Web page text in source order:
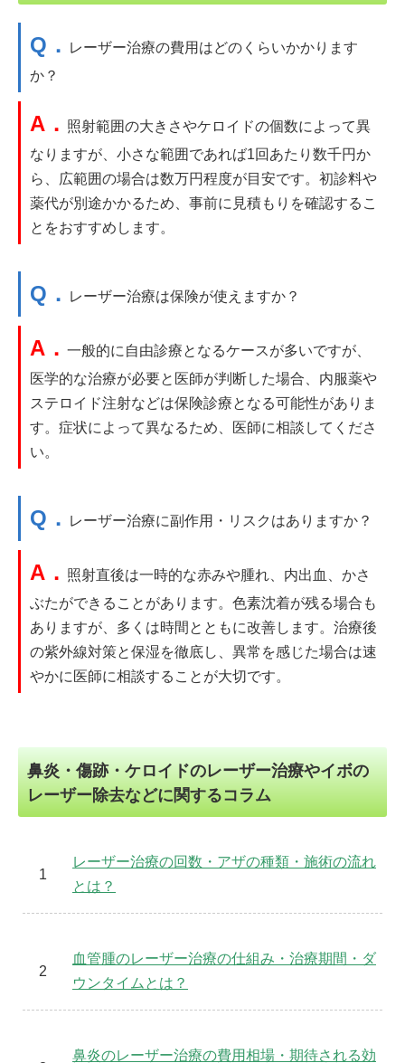
Q．
レーザー治療の費用はどのくらいかかります
か？
A． 照射範囲の大きさやケロイドの個数によって異
なりますが、小さな範囲であれば1回あたり数千円か
ら、広範囲の場合は数万円程度が目安です。初診料や
薬代が別途かかるため、事前に見積もりを確認するこ
とをおすすめします。
Q． レーザー治療は保険が使えますか？
A． 一般的に自由診療となるケースが多いですが、
医学的な治療が必要と医師が判断した場合、内服薬や
ステロイド注射などは保険診療となる可能性がありま
す。症状によって異なるため、医師に相談してくださ
い。
Q． レーザー治療に副作用・リスクはありますか？
A． 照射直後は一時的な赤みや腫れ、内出血、かさ
ぶたができることがあります。色素沈着が残る場合も
ありますが、多くは時間とともに改善します。治療後
の紫外線対策と保湿を徹底し、異常を感じた場合は速
やかに医師に相談することが大切です。
鼻炎・傷跡・ケロイドのレーザー治療やイボの
レーザー除去などに関するコラム
レーザー治療の回数・アザの種類・施術の流れ
とは？
血管腫のレーザー治療の仕組み・治療期間・ダ
ウンタイムとは？
鼻炎のレーザー治療の費用相場・期待される効